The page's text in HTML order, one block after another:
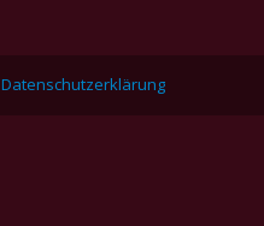
Datenschutzerklärung